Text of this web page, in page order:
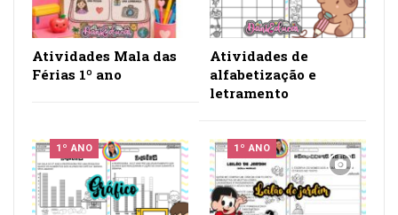
Atividades Mala das
Férias 1º ano
Atividades de
alfabetização e
letramento
1º ANO 1º ANO